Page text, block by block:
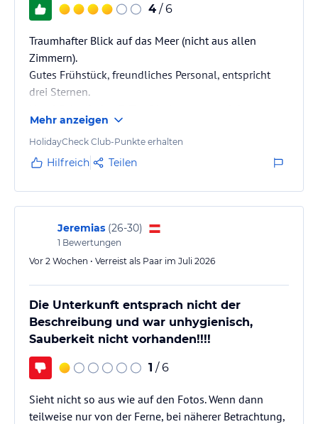
4 / 6
Traumhafter Blick auf das Meer (nicht aus allen
Zimmern).
Gutes Frühstück, freundliches Personal, entspricht
drei Sternen.
ausgeleert und oberflächlich sauber gemacht.
Unser Zimmer hatte einige kleinere Mängel wie z. B.
eine wackelige Klobrille oder abgebroche
Rezeption gemeldet und durfte in ein größeres,
neueres Zimmer wechseln. Insgesamt ein schöner,
erholsamer Urlaub!!!
Mehr anzeigen
HolidayCheck Club-Punkte erhalten
Hilfreich Teilen
Jeremias (26-30)
1 Bewertungen
Vor 2 Wochen • Verreist als Paar im Juli 2026
Die Unterkunft entsprach nicht der
Beschreibung und war unhygienisch,
Sauberkeit nicht vorhanden!!!!
1 / 6
Sieht nicht so aus wie auf den Fotos. Wenn dann
teilweise nur von der Ferne, bei näherer Betrachtung,